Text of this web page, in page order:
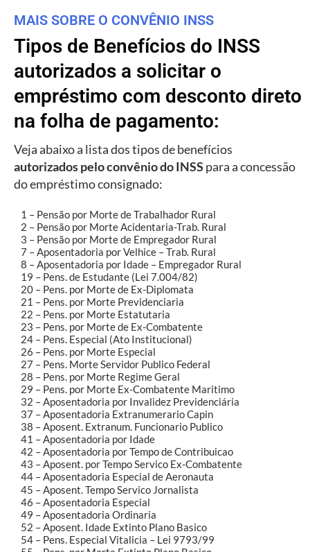
MAIS SOBRE O CONVÊNIO INSS
Tipos de Benefícios do INSS
autorizados a solicitar o
empréstimo com desconto direto
na folha de pagamento:
Veja abaixo a lista dos tipos de benefícios
autorizados pelo convênio do INSS para a concessão
do empréstimo consignado:
1 – Pensão por Morte de Trabalhador Rural
2 – Pensão por Morte Acidentaria-Trab. Rural
3 – Pensão por Morte de Empregador Rural
7 – Aposentadoria por Velhice – Trab. Rural
8 – Aposentadoria por Idade – Empregador Rural
19 – Pens. de Estudante (Lei 7.004/82)
20 – Pens. por Morte de Ex-Diplomata
21 – Pens. por Morte Previdenciaria
22 – Pens. por Morte Estatutaria
23 – Pens. por Morte de Ex-Combatente
24 – Pens. Especial (Ato Institucional)
26 – Pens. por Morte Especial
27 – Pens. Morte Servidor Publico Federal
28 – Pens. por Morte Regime Geral
29 – Pens. por Morte Ex-Combatente Maritimo
32 – Aposentadoria por Invalidez Previdenciária
37 – Aposentadoria Extranumerario Capin
38 – Aposent. Extranum. Funcionario Publico
41 – Aposentadoria por Idade
42 – Aposentadoria por Tempo de Contribuicao
43 – Aposent. por Tempo Servico Ex-Combatente
44 – Aposentadoria Especial de Aeronauta
45 – Aposent. Tempo Servico Jornalista
46 – Aposentadoria Especial
49 – Aposentadoria Ordinaria
52 – Aposent. Idade Extinto Plano Basico
54 – Pens. Especial Vitalicia – Lei 9793/99